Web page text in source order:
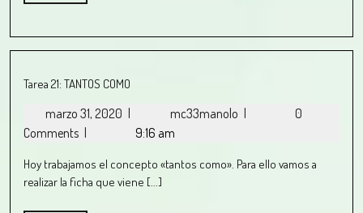
Tarea 21: TANTOS COMO
marzo 31, 2020 mc33manolo
0
Comments
9:16 am
Hoy trabajamos el concepto «tantos como». Para ello vamos a
realizar la ficha que viene [...]